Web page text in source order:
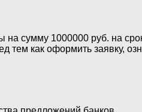
сумму 1000000 руб. на
как оформить заявку,